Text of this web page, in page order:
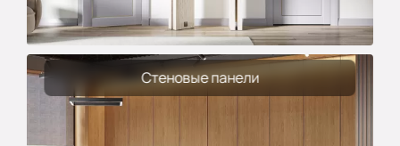
Стеновые панели